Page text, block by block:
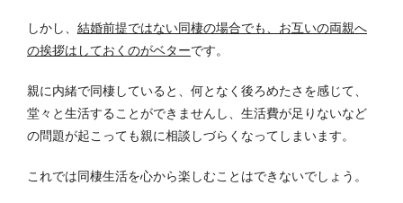
しかし、 結婚前提ではない同棲の場合でも、お互いの両親へ
の挨拶はしておくのがベターです。
親に内緒で同棲していると、何となく後ろめたさを感じて、
堂々と生活することができませんし、生活費が足りないなど
の問題が起こっても親に相談しづらくなってしまいます。
これでは同棲生活を心から楽しむことはできないでしょう。